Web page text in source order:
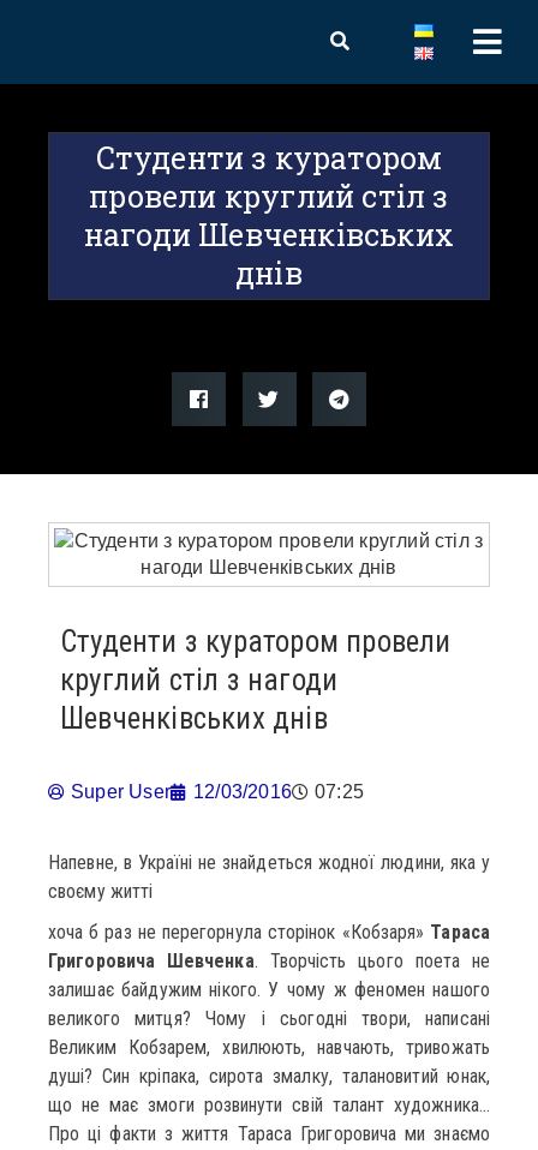
Студенти з куратором
провели круглий стіл з
нагоди Шевченківських
днів
Студенти з куратором провели
круглий стіл з нагоди
Шевченківських днів
Super User 12/03/2016 07:25
Напевне, в Україні не знайдеться жодної людини, яка у
своєму житті
хоча б раз не перегорнула сторінок «Кобзаря» Тараса
Григоровича Шевченка. Творчість цього поета не
залишає байдужим нікого. У чому ж феномен нашого
великого митця? Чому і сьогодні твори, написані
Великим Кобзарем, хвилюють, навчають, тривожать
душі? Син кріпака, сирота змалку, талановитий юнак,
що не має змоги розвинути свій талант художника…
Про ці факти з життя Тараса Григоровича ми знаємо